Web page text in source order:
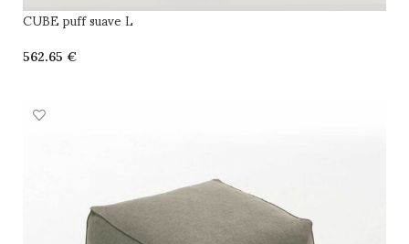
CUBE puff suave L
€